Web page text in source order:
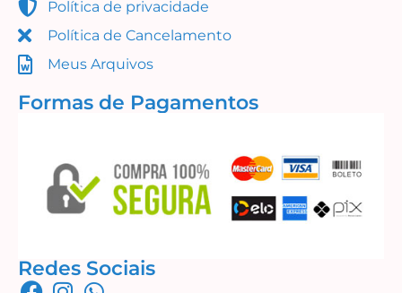
Adicionar ao carrinho
Política de privacidade
Política de Cancelamento
Meus Arquivos
Formas de Pagamentos
Redes Sociais